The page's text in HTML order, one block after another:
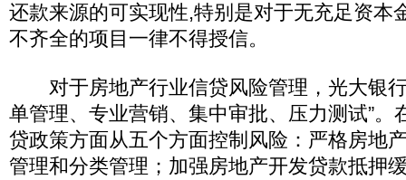
还款来源的可实现性,特别是对于无充足资本
不齐全的项目一律不得授信。
对于房地产行业信贷风险管理，光大银行
单管理、专业营销、集中审批、压力测试”。
贷政策方面从五个方面控制风险：严格房地
管理和分类管理；加强房地产开发贷款抵押